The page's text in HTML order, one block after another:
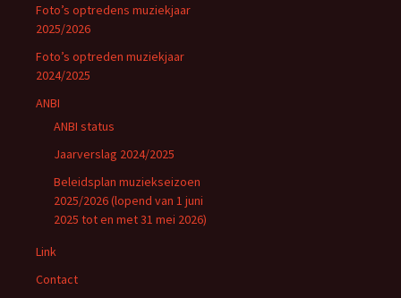
Foto’s optredens muziekjaar
2025/2026
Foto’s optreden muziekjaar
2024/2025
ANBI
ANBI status
Jaarverslag 2024/2025
Beleidsplan muziekseizoen
2025/2026 (lopend van 1 juni
2025 tot en met 31 mei 2026)
Link
Contact